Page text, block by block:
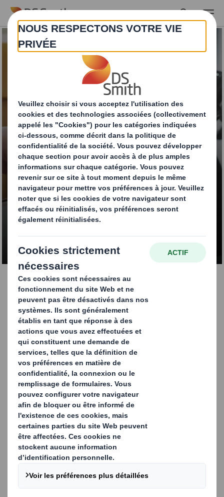
Skip to main content
Traçabilité
CONTACTEZ-NOUS
Traçabilité
Nos solutions de suivi offrent une traçabilité à 100 %
tout au long de la chaîne d'approvisionnement, grâce à
des technologies telles que les codes QR et la RFID qui
permettent une connectivité optimale en entrepôt.
Imprimez des marques personnalisées et uniques
sur chaque carton, comme des codes QR
Utilisez un code pour chaque étape du cycle
d'approvisionnement sans étiquettes
supplémentaires
Bénéficiez d'une traçabilité et d'une visibilité tout au
long du cycle d'approvisionnement
Nous vous aidons également à créer des liens solides